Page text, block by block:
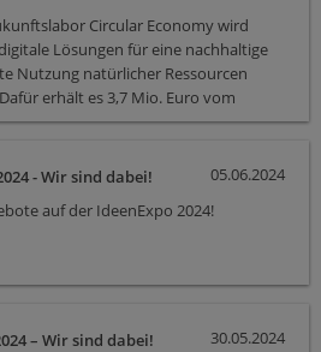
Circular Economy wird
Lösungen für eine nachhaltige
Nutzung natürlicher Ressourcen
erhält es 3,7 Mio. Euro vom
Wissenschaftsministerium und
05.06.2024
- Wir sind dabei!
auf der IdeenExpo 2024!
30.05.2024
– Wir sind dabei!